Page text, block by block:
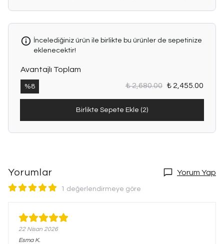
İncelediğiniz ürün ile birlikte bu ürünler de sepetinize
eklenecektir!
Avantajlı Toplam
%8 ₺ 2,680.00 ₺ 2,455.00
Birlikte Sepete Ekle (2)
Yorumlar Yorum Yap
1 değerlendirmeye göre
22 Nisan 2026
Esma K.